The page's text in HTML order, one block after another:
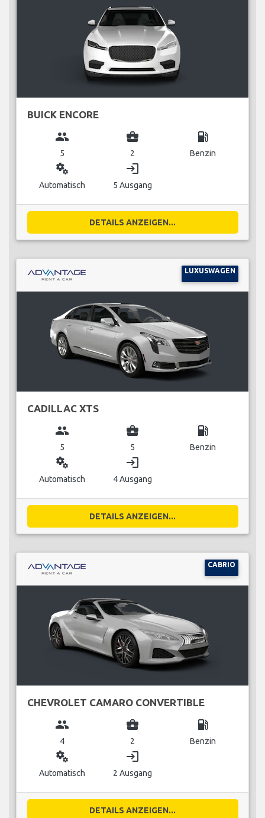
BUICK ENCORE
group
5
business_center
2
local_gas_station
Benzin
miscellaneous_services
Automatisch
login
5 Ausgang
DETAILS ANZEIGEN...
LUXUSWAGEN
CADILLAC XTS
group
5
business_center
5
local_gas_station
Benzin
miscellaneous_services
Automatisch
login
4 Ausgang
DETAILS ANZEIGEN...
CABRIO
CHEVROLET CAMARO CONVERTIBLE
group
4
business_center
2
local_gas_station
Benzin
miscellaneous_services
Automatisch
login
2 Ausgang
DETAILS ANZEIGEN...